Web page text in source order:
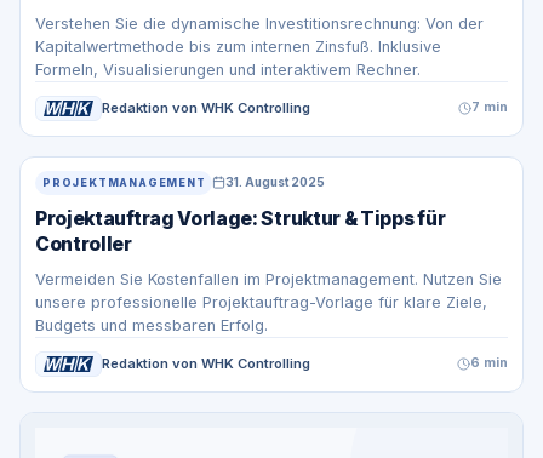
Verstehen Sie die dynamische Investitionsrechnung: Von der
Kapitalwertmethode bis zum internen Zinsfuß. Inklusive
Formeln, Visualisierungen und interaktivem Rechner.
Redaktion von WHK Controlling 7 min
PROJEKTMANAGEMENT 31. August 2025
Projektauftrag Vorlage: Struktur & Tipps für
Controller
Vermeiden Sie Kostenfallen im Projektmanagement. Nutzen Sie
unsere professionelle Projektauftrag-Vorlage für klare Ziele,
Budgets und messbaren Erfolg.
Redaktion von WHK Controlling 6 min